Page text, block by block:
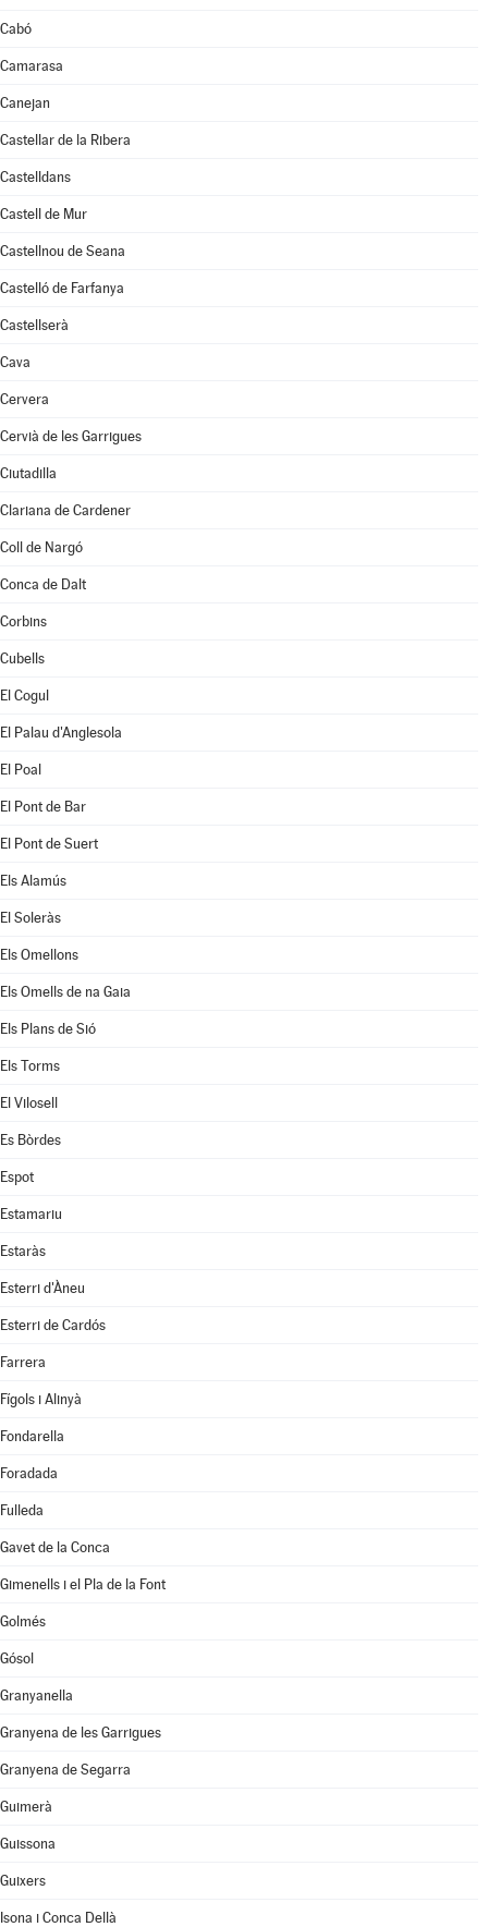
Cabó
Camarasa
Canejan
Castellar de la Ribera
Castelldans
Castell de Mur
Castellnou de Seana
Castelló de Farfanya
Castellserà
Cava
Cervera
Cervià de les Garrigues
Ciutadilla
Clariana de Cardener
Coll de Nargó
Conca de Dalt
Corbins
Cubells
El Cogul
El Palau d'Anglesola
El Poal
El Pont de Bar
El Pont de Suert
Els Alamús
El Soleràs
Els Omellons
Els Omells de na Gaia
Els Plans de Sió
Els Torms
El Vilosell
Es Bòrdes
Espot
Estamariu
Estaràs
Esterri d'Àneu
Esterri de Cardós
Farrera
Fígols i Alinyà
Fondarella
Foradada
Fulleda
Gavet de la Conca
Gimenells i el Pla de la Font
Golmés
Gósol
Granyanella
Granyena de les Garrigues
Granyena de Segarra
Guimerà
Guissona
Guixers
Isona i Conca Dellà